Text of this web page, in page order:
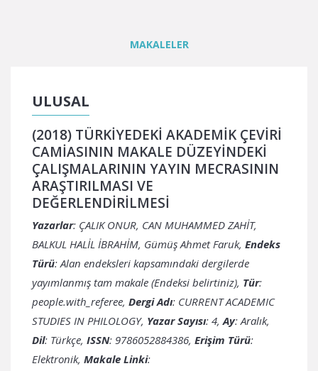
MAKALELER
ULUSAL
(2018) TÜRKİYEDEKİ AKADEMİK ÇEVİRİ
CAMİASININ MAKALE DÜZEYİNDEKİ
ÇALIŞMALARININ YAYIN MECRASININ
ARAŞTIRILMASI VE
DEĞERLENDİRİLMESİ
Yazarlar: ÇALIK ONUR, CAN MUHAMMED ZAHİT,
BALKUL HALİL İBRAHİM, Gümüş Ahmet Faruk, Endeks
Türü: Alan endeksleri kapsamındaki dergilerde
yayımlanmış tam makale (Endeksi belirtiniz), Tür:
people.with_referee, Dergi Adı: CURRENT ACADEMIC
STUDIES IN PHILOLOGY, Yazar Sayısı: 4, Ay: Aralık,
Dil: Türkçe, ISSN: 9786052884386, Erişim Türü:
Elektronik, Makale Linki: